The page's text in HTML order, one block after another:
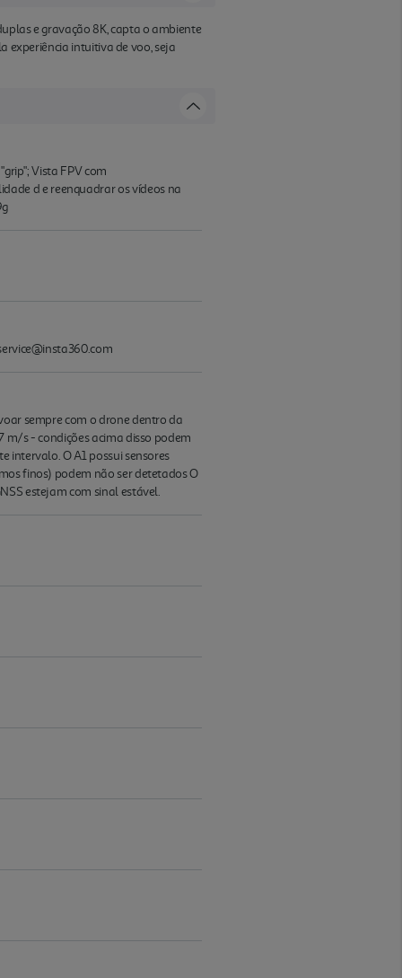
e gravação 8K, capta o ambiente
experiência intuitiva de voo, seja
Vista FPV com
d e reenquadrar os vídeos na
sempre com o drone dentro da
m/s - condições acima disso podem
intervalo. O A1 possui sensores
finos) podem não ser detetados O
estejam com sinal estável.